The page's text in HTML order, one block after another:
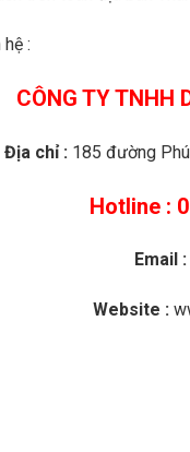
:
CÔNG TY TNHH
Địa chỉ :185 đường Phú
Hotline :
Email :
Website :